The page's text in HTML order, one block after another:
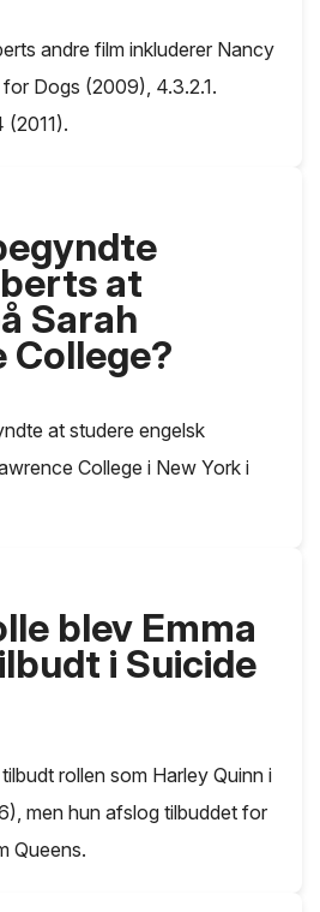
andre film inkluderer Nancy
Dogs (2009), 4.3.2.1.
(2011).
at
Sarah
College?
at studere engelsk
College i New York i
blev Emma
i Suicide
rollen som Harley Quinn i
men hun afslog tilbuddet for
Queens.